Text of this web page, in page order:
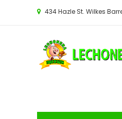
434 Hazle St. Wilkes